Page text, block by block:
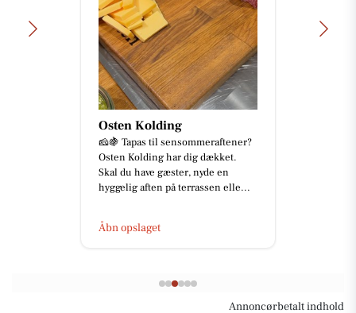
Osten Kolding
🧀🍇 Tapas til sensommeraftener?
Osten Kolding har dig dækket.
Skal du have gæster, nyde en
hyggelig aften på terrassen elle...
Åbn opslaget
Annoncørbetalt indhold